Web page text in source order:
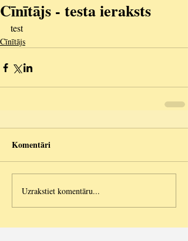
Cīnītājs - testa ieraksts
test
Cīnītājs
Komentāri
Uzrakstiet komentāru...